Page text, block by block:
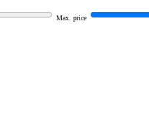
Max. price